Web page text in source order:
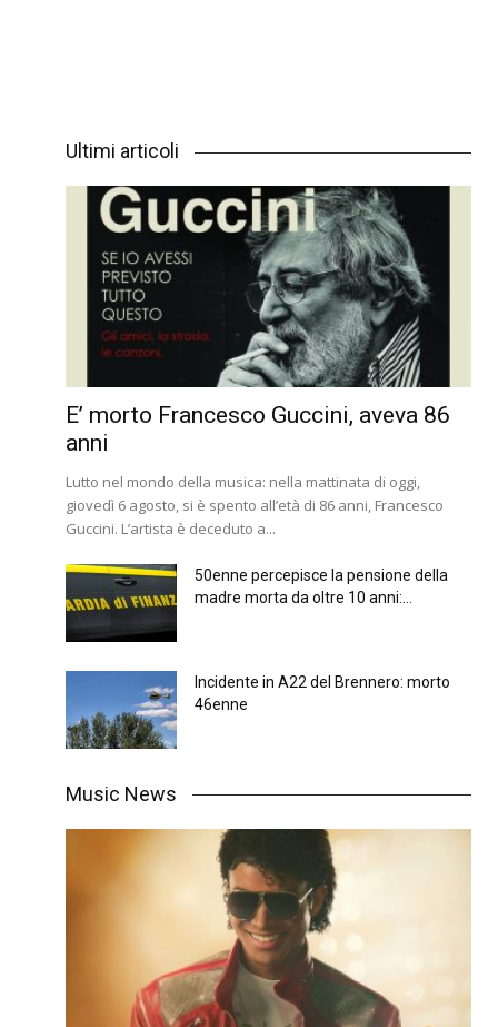
Ultimi articoli
E’ morto Francesco Guccini, aveva 86
anni
Lutto nel mondo della musica: nella mattinata di oggi,
giovedì 6 agosto, si è spento all’età di 86 anni, Francesco
Guccini. L’artista è deceduto a...
50enne percepisce la pensione della
madre morta da oltre 10 anni:...
Incidente in A22 del Brennero: morto
46enne
Music News